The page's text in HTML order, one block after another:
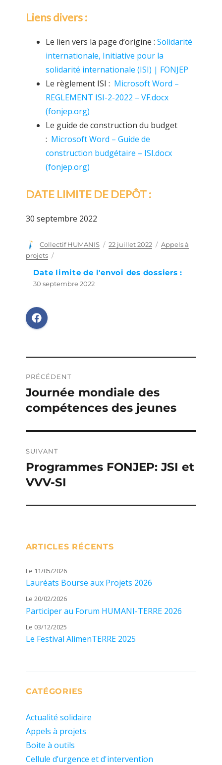
Liens divers :
Le lien vers la page d’origine : Solidarité
internationale, Initiative pour la
solidarité internationale (ISI) | FONJEP
Le règlement ISI : Microsoft Word –
REGLEMENT ISI-2-2022 – VF.docx
(fonjep.org)
Le guide de construction du budget
: Microsoft Word – Guide de
construction budgétaire – ISI.docx
(fonjep.org)
DATE LIMITE DE DEPÔT :
30 septembre 2022
Auteur
Collectif HUMANIS
Publié
22 juillet 2022 Catégories
Appels à
projets
Date limite de l'envoi des dossiers :
30 septembre 2022
de
l’article
PRÉCÉDENT
Publication
précédente :
Journée mondiale des
compétences des jeunes
SUIVANT
Publication
suivante :
Programmes FONJEP: JSI et
VVV-SI
ARTICLES RÉCENTS
Le 11/05/2026
Lauréats Bourse aux Projets 2026
Le 20/02/2026
Participer au Forum HUMANI-TERRE 2026
Le 03/12/2025
Le Festival AlimenTERRE 2025
CATÉGORIES
Actualité solidaire
Appels à projets
Boite à outils
Cellule d’urgence et d'intervention